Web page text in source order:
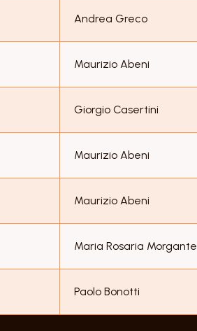
Andrea Greco
Maurizio Abeni
Giorgio Casertini
Maurizio Abeni
Maurizio Abeni
Maria Rosaria Morgante
Paolo Bonotti